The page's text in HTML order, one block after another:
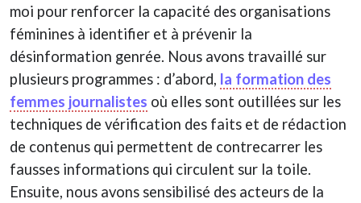
moi pour renforcer la capacité des organisations
féminines à identifier et à prévenir la
désinformation genrée. Nous avons travaillé sur
plusieurs programmes : d’abord, la formation des
femmes journalistes où elles sont outillées sur les
techniques de vérification des faits et de rédaction
de contenus qui permettent de contrecarrer les
fausses informations qui circulent sur la toile.
Ensuite, nous avons sensibilisé des acteurs de la